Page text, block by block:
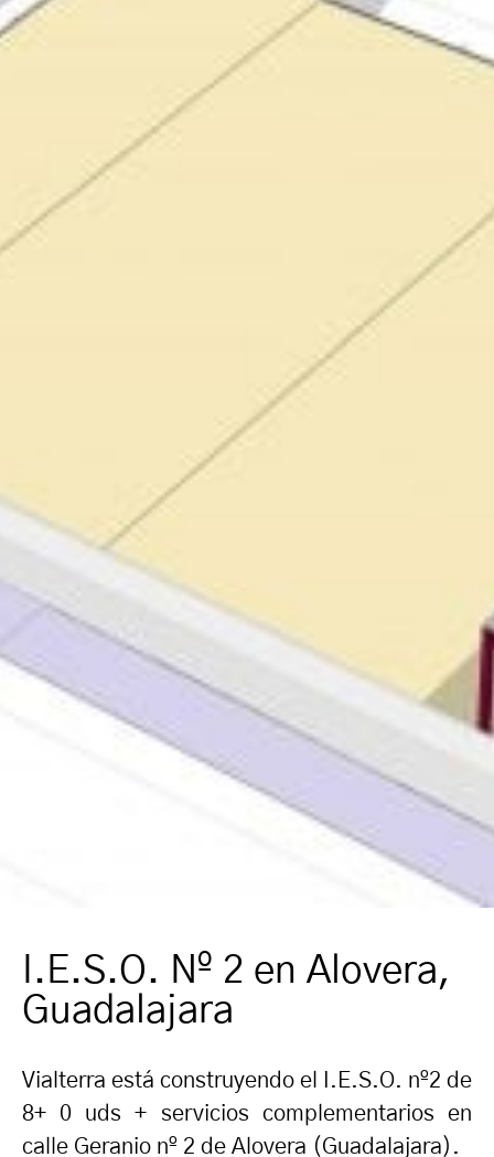
I.E.S.O. Nº 2 en Alovera,
Guadalajara
Vialterra está construyendo el I.E.S.O. nº2 de
8+ 0 uds + servicios complementarios en
calle Geranio nº 2 de Alovera (Guadalajara).